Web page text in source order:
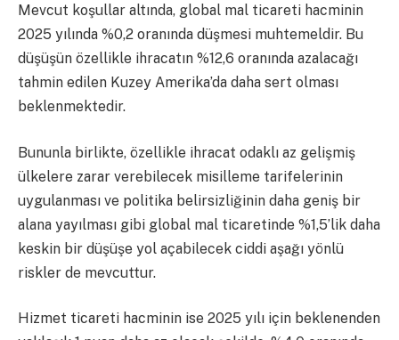
Mevcut koşullar altında, global mal ticareti hacminin
2025 yılında %0,2 oranında düşmesi muhtemeldir. Bu
düşüşün özellikle ihracatın %12,6 oranında azalacağı
tahmin edilen Kuzey Amerika’da daha sert olması
beklenmektedir.
Bununla birlikte, özellikle ihracat odaklı az gelişmiş
ülkelere zarar verebilecek misilleme tarifelerinin
uygulanması ve politika belirsizliğinin daha geniş bir
alana yayılması gibi global mal ticaretinde %1,5’lik daha
keskin bir düşüşe yol açabilecek ciddi aşağı yönlü
riskler de mevcuttur.
Hizmet ticareti hacminin ise 2025 yılı için beklenenden